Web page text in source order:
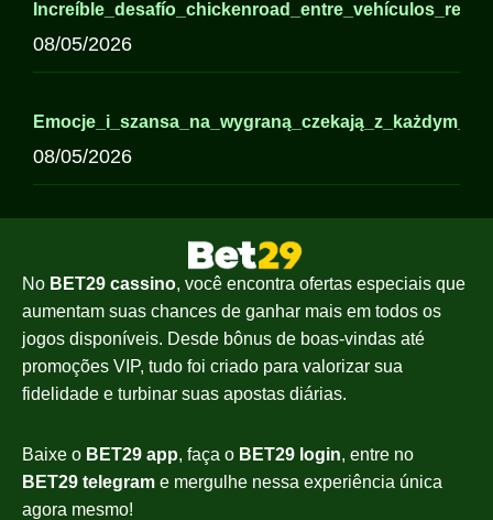
08/05/2026
08/05/2026
No BET29 cassino, você encontra ofertas especiais que
aumentam suas chances de ganhar mais em todos os
jogos disponíveis. Desde bônus de boas-vindas até
promoções VIP, tudo foi criado para valorizar sua
fidelidade e turbinar suas apostas diárias.
Baixe o BET29 app, faça o BET29 login, entre no
BET29 telegram e mergulhe nessa experiência única
agora mesmo!